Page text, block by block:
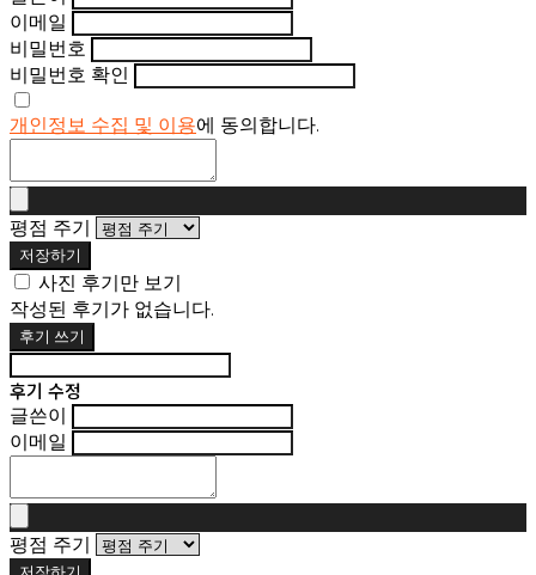
이메일
비밀번호
비밀번호 확인
개인정보 수집 및 이용에 동의합니다.
평점 주기
저장하기
사진 후기만 보기
작성된 후기가 없습니다.
후기 쓰기
후기 수정
글쓴이
이메일
평점 주기